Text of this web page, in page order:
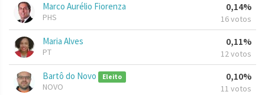
Marco Aurélio Fiorenza
PHS
0,14%
16 votos
Maria Alves
PT
0,11%
12 votos
Bartô do Novo Eleito
NOVO
0,10%
11 votos